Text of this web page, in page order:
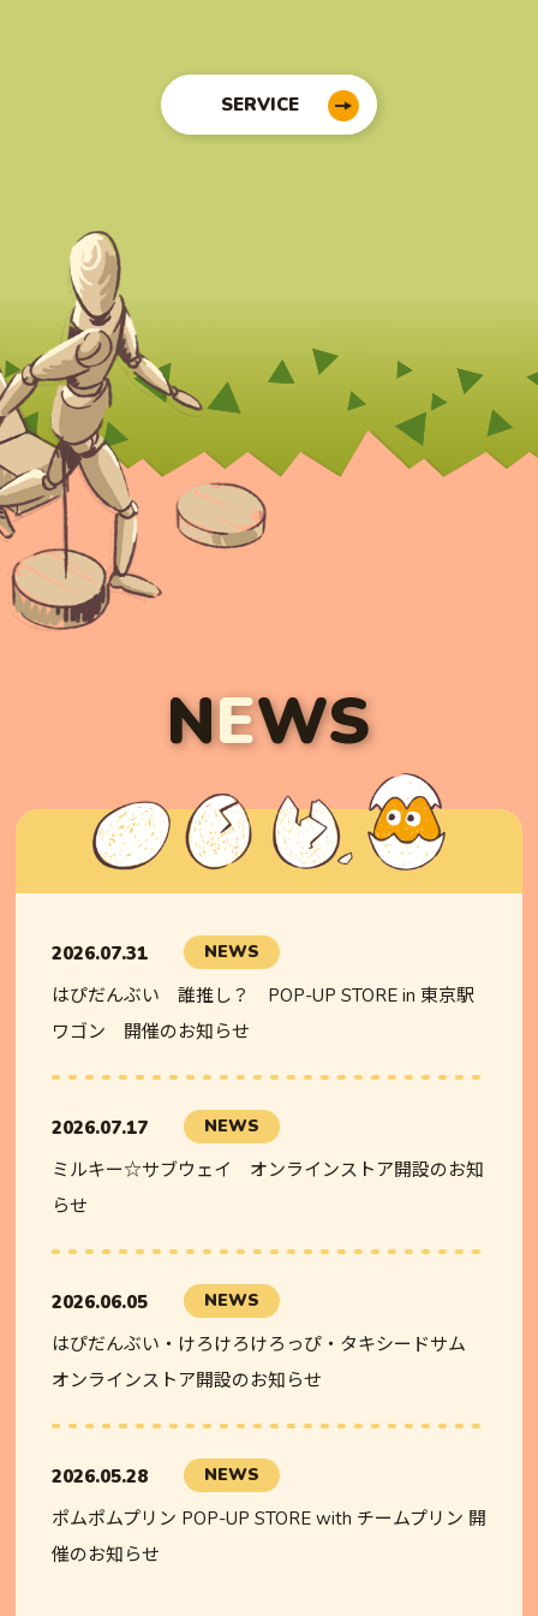
SERVICE
NEWS
2026.07.31 NEWS
はぴだんぶい 誰推し？ POP-UP STORE in 東京駅
ワゴン 開催のお知らせ
2026.07.17 NEWS
ミルキー☆サブウェイ オンラインストア開設のお知
らせ
2026.06.05 NEWS
はぴだんぶい・けろけろけろっぴ・タキシードサム
オンラインストア開設のお知らせ
2026.05.28 NEWS
ポムポムプリン POP-UP STORE with チームプリン 開
催のお知らせ